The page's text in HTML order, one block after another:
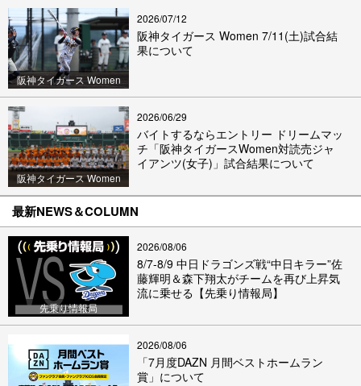
阪神タイガース Women
2026/07/12
阪神タイガース Women 7/11(土)試合結
果について
阪神タイガース Women
2026/06/29
バイトするならエントリー ドリームマッ
チ「阪神タイガースWomen対読売ジャ
イアンツ(女子)」試合結果について
最新NEWS＆COLUMN
先乗り情報局
2026/08/06
8/7-8/9 中日ドラゴンズ戦“中日キラー”佐
藤輝明＆森下翔太がチームを再び上昇気
流に乗せる【先乗り情報局】
2026/08/06
「7月度DAZN 月間ベストホームラン
賞」について